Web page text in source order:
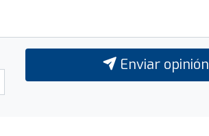
Enviar opinión